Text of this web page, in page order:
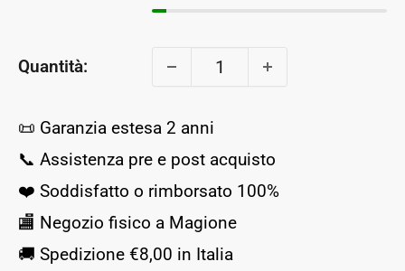
Quantità:
📜 Garanzia estesa 2 anni
📞 Assistenza pre e post acquisto
❤️ Soddisfatto o rimborsato 100%
🏬 Negozio fisico a Magione
🚚 Spedizione €8,00 in Italia